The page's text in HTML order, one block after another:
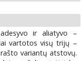
ir aliatyvo –
vartotos visų trijų –
variantų atstovų.